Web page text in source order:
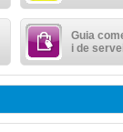
Guia
i de